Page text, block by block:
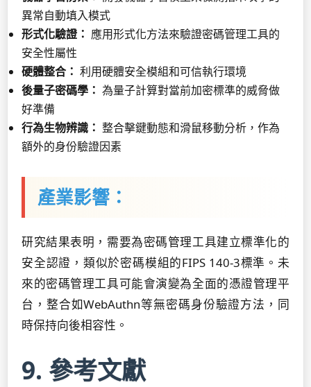
異常自動填入模式
形式化驗證： 應用形式化方法來驗證密碼管理工具的
安全性屬性
硬體整合： 利用硬體安全模組和可信執行環境
後量子密碼學： 為量子計算對當前加密標準的威脅做
好準備
行為生物辨識： 整合擊鍵動態和滑鼠移動分析，作為
額外的身份驗證因素
產業影響：
研究結果表明，需要為密碼管理工具建立標準化的
安全認證，類似於密碼模組的FIPS 140-3標準。未
來的密碼管理工具可能會演變為全面的憑證管理平
台，整合如WebAuthn等無密碼身份驗證方法，同
時保持向後相容性。
9. 參考文獻